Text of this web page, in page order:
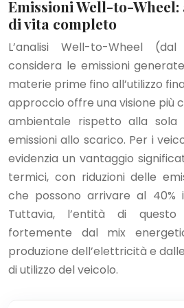
Emissioni Well-to-
di vita completo
L’analisi Well-to-Wheel
considera le emissioni
materie prime fino all’utilizzo
approccio offre una visione più
ambientale rispetto alla sola
emissioni allo scarico. Per i
evidenzia un vantaggio
termici, con riduzioni delle
che possono arrivare al 40%
Tuttavia, l’entità di questo
fortemente dal mix
produzione dell’elettricità e
di utilizzo del veicolo.